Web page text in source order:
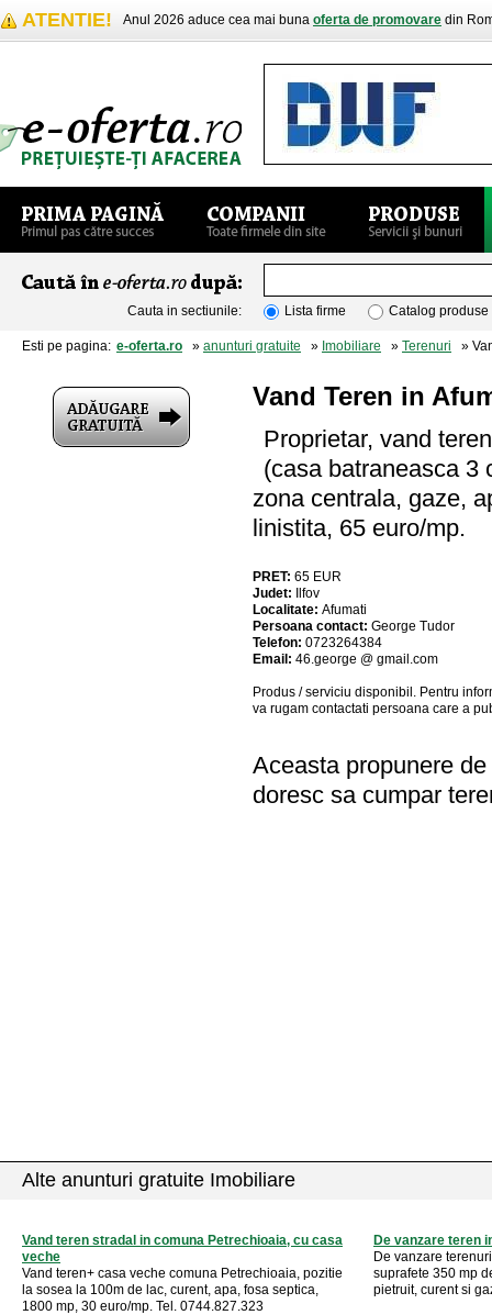
ATENTIE! Anul 2026 aduce cea mai buna oferta de promovare din
Cauta in sectiunile: Lista firme Catalog produse
Esti pe pagina: e-oferta.ro » anunturi gratuite » Imobiliare » Terenuri »
Vand Teren in
Proprietar, vand
(casa batraneasca 3
zona centrala, gaze,
linistita, 65 euro/mp.
PRET: 65 EUR
Judet:
Ilfov
Localitate: Afumati
Persoana contact: George Tudor
Telefon: 0723264384
Email: 46.george @ gmail.com
Produs / serviciu disponibil . Pentru
va rugam contactati persoana care a
Aceasta propunere
doresc sa cumpar
Alte anunturi gratuite Imobiliare
Vand teren stradal in comuna Petrechioaia, cu casa
veche
Vand teren+ casa veche comuna Petrechioaia, pozitie
la sosea la 100m de lac, curent, apa, fosa septica,
1800 mp, 30 euro/mp. Tel. 0744.827.323
De vanzare teren
De vanzare
suprafete 350 mp
pietruit, curent si